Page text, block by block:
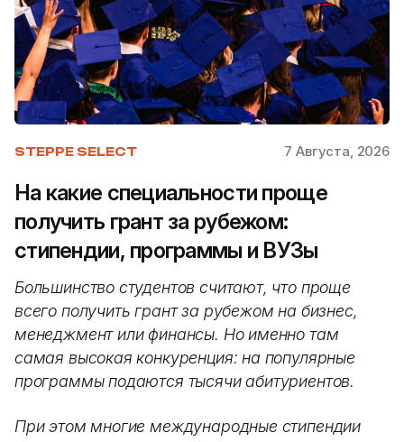
STEPPE SELECT 7 Августа, 2026
На какие специальности проще
получить грант за рубежом:
стипендии, программы и ВУЗы
Большинство студентов считают, что проще
всего получить грант за рубежом на бизнес,
менеджмент или финансы. Но именно там
самая высокая конкуренция: на популярные
программы подаются тысячи абитуриентов.
При этом многие международные стипендии